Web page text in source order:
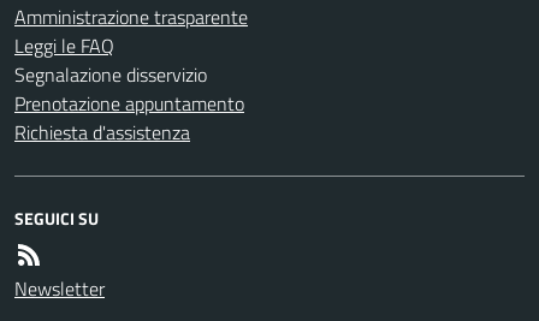
Amministrazione trasparente
Leggi le FAQ
Segnalazione disservizio
Prenotazione appuntamento
Richiesta d'assistenza
SEGUICI SU
Newsletter